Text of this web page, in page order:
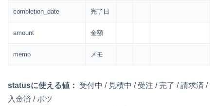
completion_date 完了日
amount 金額
memo メモ
statusに使える値：
受付中 / 見積中 / 受注 / 完了 / 請求済 /
入金済 / ボツ